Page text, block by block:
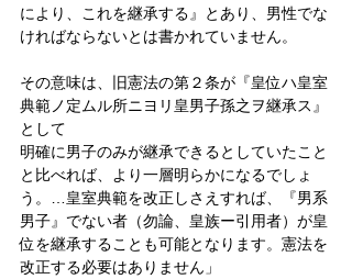
により、これを継承する』とあり、男性でな
ければならないとは書かれていません。
その意味は、旧憲法の第２条が『皇位ハ皇室
典範ノ定ムル所ニヨリ皇男子孫之ヲ継承ス』
として
明確に男子のみが継承できるとしていたこと
と比べれば、より一層明らかになるでしょ
う。…皇室典範を改正しさえすれば、『男系
男子』でない者（勿論、皇族ー引用者）が皇
位を継承することも可能となります。憲法を
改正する必要はありません」